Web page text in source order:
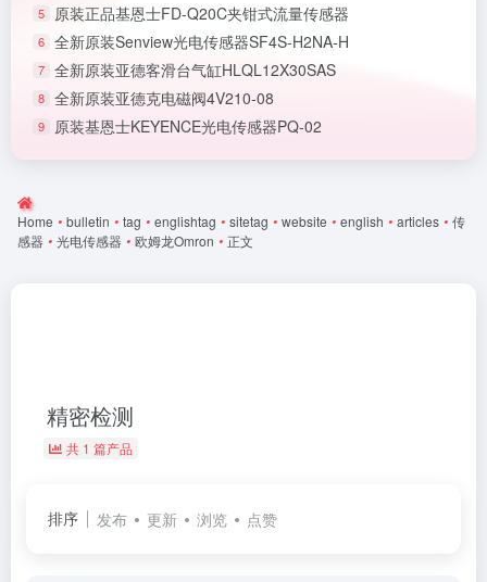
5 原装正品基恩士FD-Q20C夹钳式流量传感器
6 全新原装Senview光电传感器SF4S-H2NA-H
7 全新原装亚德客滑台气缸HLQL12X30SAS
8 全新原装亚德克电磁阀4V210-08
9 原装基恩士KEYENCE光电传感器PQ-02
Home • bulletin • tag • englishtag • sitetag • website • english • articles • 传
感器 • 光电传感器 • 欧姆龙Omron • 正文
精密检测
共 1 篇产品
排序 发布 更新 浏览 点赞